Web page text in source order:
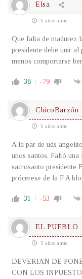
Elsa
5 años atrás
Que falta de madurez
presidente debe unir
menos comportarse
38 -79
ChicoBarzón
5 años atrás
A la par de uds
unos santos. Faltó
sacrosanto presidente
próceres» de la F A
31 -53
EL PUEBLO
5 años atrás
DEVERIAN DE
CON LOS